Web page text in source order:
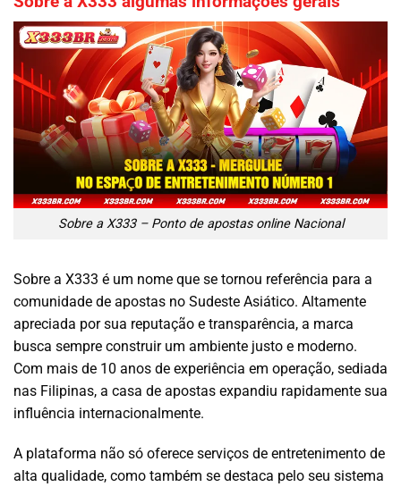
Sobre a X333 – Ponto de apostas online Nacional
Sobre a X333 é um nome que se tornou referência para a
comunidade de apostas no Sudeste Asiático. Altamente
apreciada por sua reputação e transparência, a marca
busca sempre construir um ambiente justo e moderno.
Com mais de 10 anos de experiência em operação, sediada
nas Filipinas, a casa de apostas expandiu rapidamente sua
influência internacionalmente.
A plataforma não só oferece serviços de entretenimento de
alta qualidade, como também se destaca pelo seu sistema